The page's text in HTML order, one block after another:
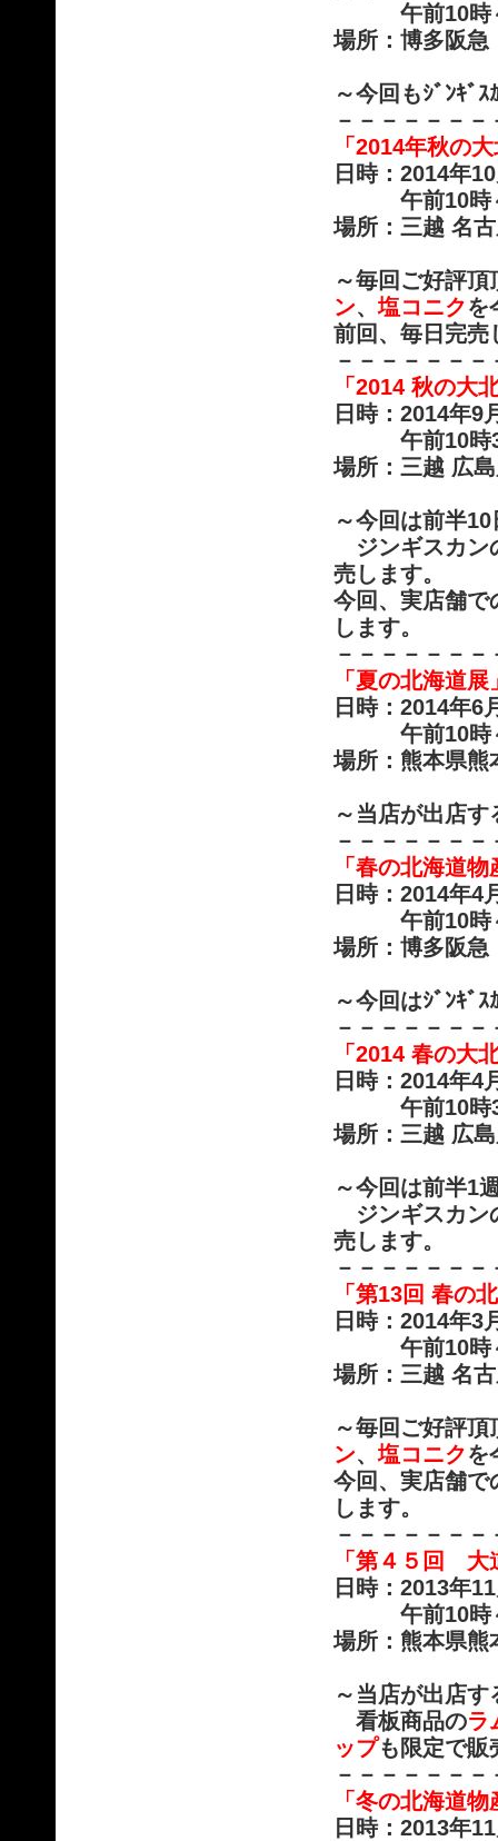
午前10時～
場所：博多阪
～今回もｼﾞﾝｷﾞ
－－－－－－
「2014年秋の
日時：2014年
午前10時～
場所：三越 名
～毎回ご好評
ン、塩コニク
前回、毎日完売
－－－－－－
「2014 秋の
日時：2014年9
午前10時30
場所：三越 広
～今回は前半
ジンギスカン
売します。
今回、実店舗で
します。
－－－－－－
「夏の北海道
日時：2014年
午前10時～
場所：熊本県
～当店が出店
－－－－－－
「春の北海道
日時：2014年4
午前10時～
場所：博多阪
～今回はｼﾞﾝｷﾞ
－－－－－－
「2014 春の
日時：2014年4
午前10時30
場所：三越 広
～今回は前半1
ジンギスカン
売します。
－－－－－－
「第13回 春の
日時：2014年3
午前10時～
場所：三越 名
～毎回ご好評
ン、塩コニク
今回、実店舗で
します。
－－－－－－
「第４５回
日時：2013年
午前10時～
場所：熊本県
～当店が出店
看板商品のラ
ップも限定で販
－－－－－－
「冬の北海道
日時：2013年